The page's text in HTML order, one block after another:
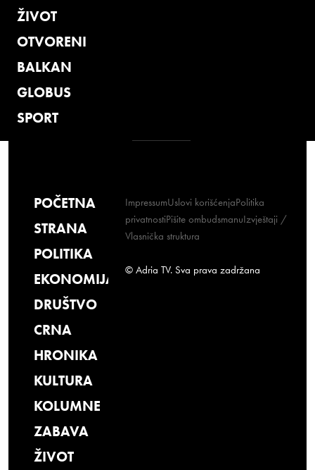
ŽIVOT
OTVORENI
BALKAN
GLOBUS
SPORT
POČETNA
STRANA
POLITIKA
EKONOMIJA
DRUŠTVO
CRNA
HRONIKA
KULTURA
KOLUMNE
ZABAVA
ŽIVOT
ImpressumUslovi korišćenjaPolitika
privatnostiPišite ombudsmanuIzvještaji /
Vlasnička struktura
© Adria TV. Sva prava zadržana